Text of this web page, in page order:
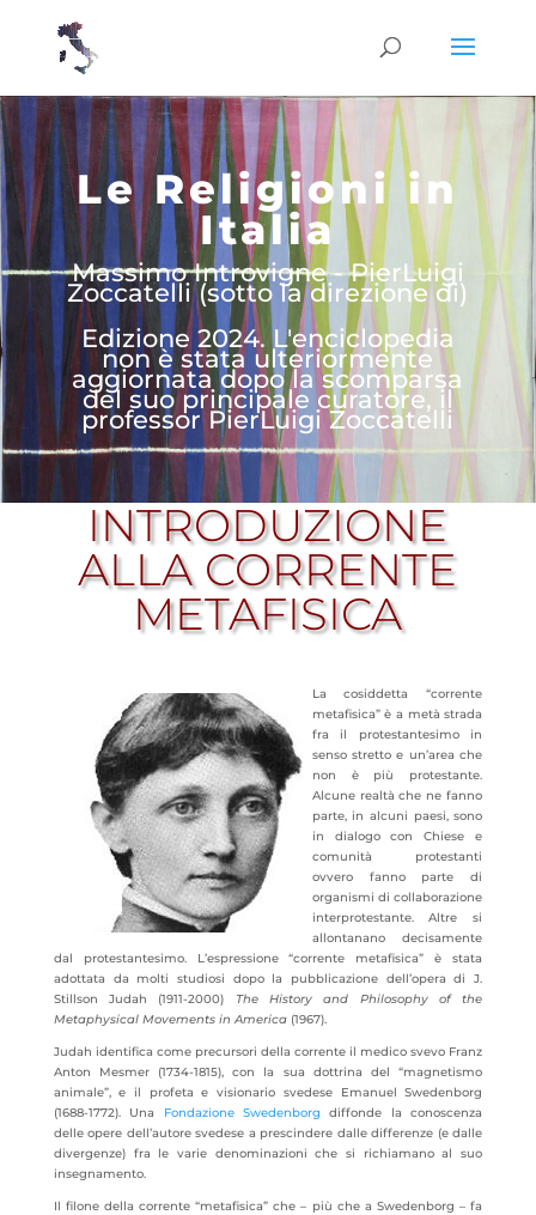
Le Religioni in
Italia
Massimo Introvigne - PierLuigi
Zoccatelli (sotto la direzione di)
Edizione 2024. L'enciclopedia
non è stata ulteriormente
aggiornata dopo la scomparsa
del suo principale curatore, il
professor PierLuigi Zoccatelli
INTRODUZIONE
ALLA CORRENTE
METAFISICA
La cosiddetta “corrente
metafisica” è a metà strada
fra il protestantesimo in
senso stretto e un’area che
non è più protestante.
Alcune realtà che ne fanno
parte, in alcuni paesi, sono
in dialogo con Chiese e
comunità protestanti
ovvero fanno parte di
organismi di collaborazione
interprotestante. Altre si
allontanano decisamente
dal protestantesimo. L’espressione “corrente metafisica” è stata
adottata da molti studiosi dopo la pubblicazione dell’opera di J.
Stillson Judah (1911-2000) The History and Philosophy of the
Metaphysical Movements in America(1967).
Judah identifica come precursori della corrente il medico svevo Franz
Anton Mesmer (1734-1815), con la sua dottrina del “magnetismo
animale”, e il profeta evisionario svedese Emanuel Swedenborg
(1688-1772). Una
Fondazione Swedenborg diffonde la conoscenza
delle opere dell’autore svedese a prescindere dalle differenze (e dalle
divergenze) fra le varie denominazioni che si richiamano al suo
insegnamento.
Il filone della corrente “metafisica” che – più che a Swedenborg – fa